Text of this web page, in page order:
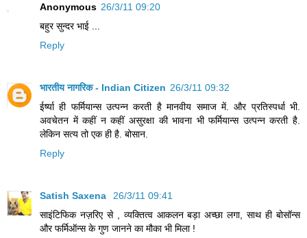
Anonymous 26/3/11 09:20
बहुर सुन्दर भाई ...
Reply
भारतीय नागरिक - Indian Citizen 26/3/11 09:32
ईर्ष्या ही फर्मियान्स उत्पन्न करती है मानवीय समाज में. और प्रतिस्पर्धा भी.
अवचेतन में कहीं न कहीं असुरक्षा की भावना भी फर्मियान्स उत्पन्न करती है.
लेकिन सत्य तो एक ही है. बोसान.
Reply
Satish Saxena
26/3/11 09:41
साइंटिफिक नज़रिए से , व्यक्तित्व आकलन बड़ा अच्छा लगा, साथ ही बोसॉन्स
और फर्मिऑन्स के गुण जानने का मौका भी मिला !